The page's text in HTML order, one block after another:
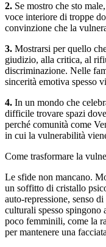
2. Se mostro che sto
voce interiore di troppe
convinzione che la
3. Mostrarsi per quello
giudizio, alla critica, al
discriminazione. Nelle
sincerità emotiva spesso
4. In un mondo che
difficile trovare spazi
perché comunità come
in cui la vulnerabilità
Come trasformare la
Le sfide non mancano.
un soffitto di cristallo
auto-repressione, senso
culturali spesso spingono
poco femminili, come la
per mantenere una